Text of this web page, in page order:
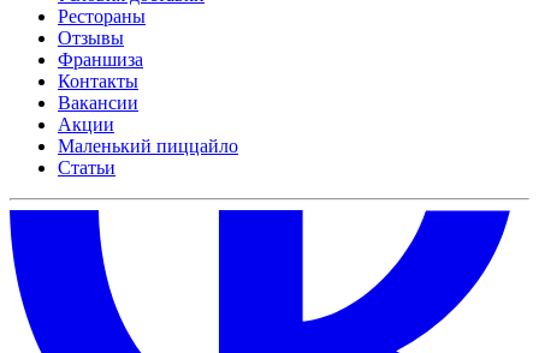
Рестораны
Отзывы
Франшиза
Контакты
Вакансии
Акции
Маленький пиццайло
Статьи